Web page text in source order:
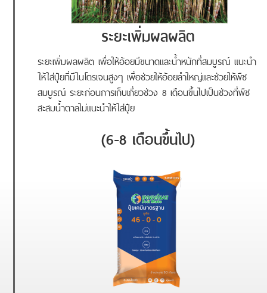
ระยะเพิ่มผลผลิต
ระยะเพิ่มผลผลิต เพื่อให้อ้อยมีขนาดและน้ำหนักที่สมบูรณ์ แนะนำ
ให้ใส่ปุ๋ยที่มีไนโตรเจนสูงๆ เพื่อช่วยให้อ้อยลำใหญ่และช่วยให้พืช
สมบูรณ์ ระยะก่อนการเก็บเกี่ยวช่วง 8 เดือนขึ้นไปเป็นช่วงที่พืช
สะสมน้ำตาลไม่แนะนำให้ใส่ปุ๋ย
(6-8 เดือนขึ้นไป)